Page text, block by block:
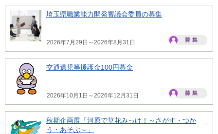
埼玉県職業能力開発審議会委員の募集
2026年7月29日～2026年8月31日
交通遺児等援護金100円募金
2026年10月1日～2026年12月31日
秋期企画展「河原で草花みっけ！～さがす・つか
う・あそぶ～」